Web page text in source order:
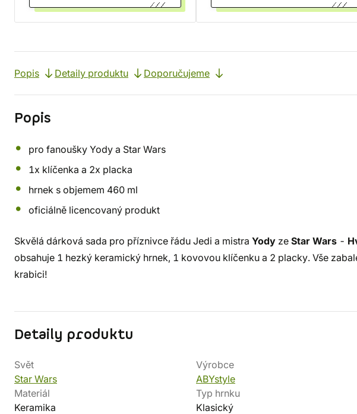
Popis Detaily produktu Doporučujeme
Popis
pro fanoušky Yody a Star Wars
1x klíčenka a 2x placka
hrnek s objemem 460 ml
oficiálně licencovaný produkt
Skvělá dárková sada pro příznivce řádu Jedi a mistra Yody ze Star Wars -
obsahuje 1 hezký keramický hrnek, 1 kovovou klíčenku a 2 placky. Vše
krabici!
Detaily produktu
Svět
Star Wars
Výrobce
ABYstyle
Materiál
Keramika
Typ hrnku
Klasický